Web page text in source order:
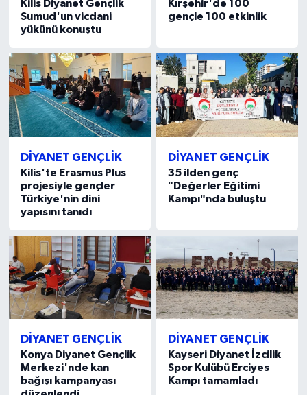
Kilis Diyanet Gençlik
Sumud'un vicdani
yükünü konuştu
Kırşehir'de 100
gençle 100 etkinlik
DİYANET GENÇLİK
Kilis'te Erasmus Plus
projesiyle gençler
Türkiye'nin dini
yapısını tanıdı
DİYANET GENÇLİK
35 ilden genç
"Değerler Eğitimi
Kampı"nda buluştu
DİYANET GENÇLİK
Konya Diyanet Gençlik
Merkezi'nde kan
bağışı kampanyası
DİYANET GENÇLİK
Kayseri Diyanet İzcilik
Spor Kulübü Erciyes
Kampı tamamladı
İzmir Müftülüğü
Kahramanmaraş Müftülüğü
Karabük Müftülüğü
Karaman Müftülüğü
Kastamonu Müftülüğü
Kayseri Müftülüğü
Kilis Müftülüğü
Kırıkkale Müftülüğü
Kırklareli Müftülüğü
Kırşehir Müftülüğü
Kocaeli Müftülüğü